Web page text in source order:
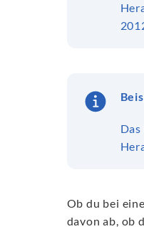
Ob du bei
davon ab, ob